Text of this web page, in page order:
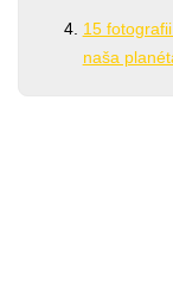
15
naša